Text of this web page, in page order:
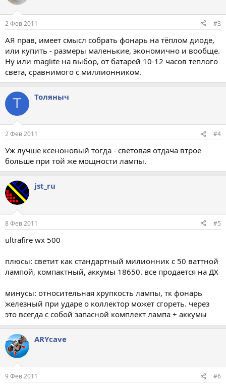
2 Фев 2011 #3
АЯ прав, имеет смысл собрать фонарь на тёплом диоде,
или купить - размеры маленькие, экономично и вообще.
Ну или maglite на выбор, от батарей 10-12 часов тёплого
света, сравнимого с миллионником.
Т Толяныч
2 Фев 2011 #4
Уж лучше ксеноновый тогда - световая отдача втрое
больше при той же мощности лампы.
jst_ru
8 Фев 2011 #5
ultrafire wx 500
плюсы: светит как стандартный милионник с 50 ваттной
лампой, компактный, аккумы 18650. все продается на ДХ
минусы: относительная хрупкость лампы, тк фонарь
железный при ударе о коллектор может сгореть. через
это всегда с собой запасной комплект лампа + аккумы
ARYсave
9 Фев 2011 #6